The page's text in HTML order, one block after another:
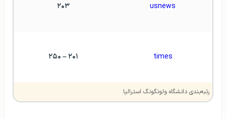
usnews ۲۰۳
times ۲۰۱ – ۲۵۰
رتبه‌بندی دانشگاه ولونگونگ استرالیا